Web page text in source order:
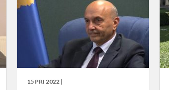
15 PRI 2022 |